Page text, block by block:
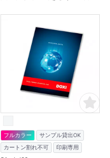
カスタマイズは別途お見積り
いたしますので、お気軽にご
相談ください。
フルカラー
サンプル貸出OK
カートン割れ不可
印刷専用